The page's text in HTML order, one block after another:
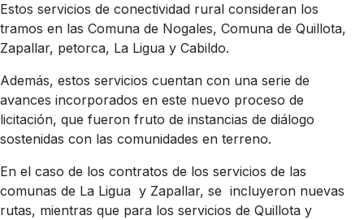
Estos servicios de conectividad rural consideran los
tramos en las Comuna de Nogales, Comuna de Quillota,
Zapallar, petorca, La Ligua y Cabildo.
Además, estos servicios cuentan con una serie de
avances incorporados en este nuevo proceso de
licitación, que fueron fruto de instancias de diálogo
sostenidas con las comunidades en terreno.
En el caso de los contratos de los servicios de las
comunas de La Ligua y Zapallar, se incluyeron nuevas
rutas, mientras que para los servicios de Quillota y